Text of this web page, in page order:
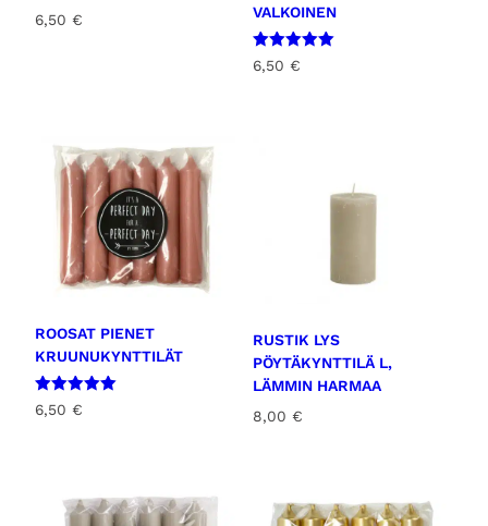
6,50 €
VALKOINEN
Arvostelu
tuotteesta:
6,50 €
ROOSAT PIENET
KRUUNUKYNTTILÄT
Arvostelu
tuotteesta:
6,50 €
RUSTIK LYS
PÖYTÄKYNTTILÄ L,
LÄMMIN HARMAA
8,00 €